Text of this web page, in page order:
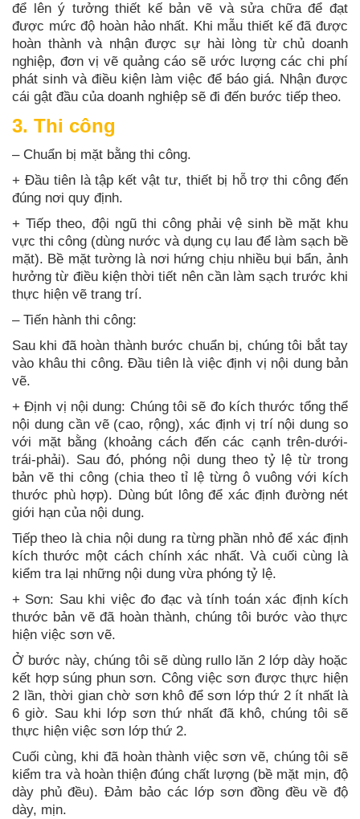
để lên ý tưởng thiết kế bản vẽ và sửa chữa để đạt
được mức độ hoàn hảo nhất. Khi mẫu thiết kế đã được
hoàn thành và nhận được sự hài lòng từ chủ doanh
nghiệp, đơn vị vẽ quảng cáo sẽ ước lượng các chi phí
phát sinh và điều kiện làm việc để báo giá. Nhận được
cái gật đầu của doanh nghiệp sẽ đi đến bước tiếp theo.
3. Thi công
– Chuẩn bị mặt bằng thi công.
+ Đầu tiên là tập kết vật tư, thiết bị hỗ trợ thi công đến
đúng nơi quy định.
+ Tiếp theo, đội ngũ thi công phải vệ sinh bề mặt khu
vực thi công (dùng nước và dụng cụ lau để làm sạch bề
mặt). Bề mặt tường là nơi hứng chịu nhiều bụi bẩn, ảnh
hưởng từ điều kiện thời tiết nên cần làm sạch trước khi
thực hiện vẽ trang trí.
– Tiến hành thi công:
Sau khi đã hoàn thành bước chuẩn bị, chúng tôi bắt tay
vào khâu thi công. Đầu tiên là việc định vị nội dung bản
vẽ.
+ Định vị nội dung: Chúng tôi sẽ đo kích thước tổng thể
nội dung cần vẽ (cao, rộng), xác định vị trí nội dung so
với mặt bằng (khoảng cách đến các cạnh trên-dưới-
trái-phải). Sau đó, phóng nội dung theo tỷ lệ từ trong
bản vẽ thi công (chia theo tỉ lệ từng ô vuông với kích
thước phù hợp). Dùng bút lông để xác định đường nét
giới hạn của nội dung.
Tiếp theo là chia nội dung ra từng phần nhỏ để xác định
kích thước một cách chính xác nhất. Và cuối cùng là
kiểm tra lại những nội dung vừa phóng tỷ lệ.
+ Sơn: Sau khi việc đo đạc và tính toán xác định kích
thước bản vẽ đã hoàn thành, chúng tôi bước vào thực
hiện việc sơn vẽ.
Ở bước này, chúng tôi sẽ dùng rullo lăn 2 lớp dày hoặc
kết hợp súng phun sơn. Công việc sơn được thực hiện
2 lần, thời gian chờ sơn khô để sơn lớp thứ 2 ít nhất là
6 giờ. Sau khi lớp sơn thứ nhất đã khô, chúng tôi sẽ
thực hiện việc sơn lớp thứ 2.
Cuối cùng, khi đã hoàn thành việc sơn vẽ, chúng tôi sẽ
kiểm tra và hoàn thiện đúng chất lượng (bề mặt mịn, độ
dày phủ đều). Đảm bảo các lớp sơn đồng đều về độ
dày, mịn.